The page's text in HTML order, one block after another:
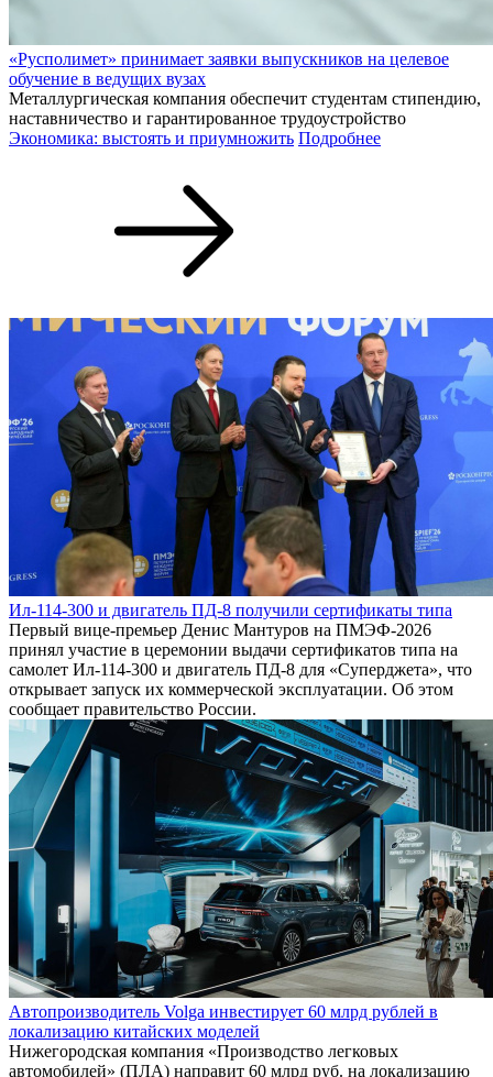
«Русполимет» принимает заявки выпускников на целевое
обучение в ведущих вузах
Металлургическая компания обеспечит студентам стипендию,
наставничество и гарантированное трудоустройство
Экономика: выстоять и приумножить Подробнее
Ил-114-300 и двигатель ПД-8 получили сертификаты типа
Первый вице-премьер Денис Мантуров на ПМЭФ-2026
принял участие в церемонии выдачи сертификатов типа на
самолет Ил-114-300 и двигатель ПД-8 для «Суперджета», что
открывает запуск их коммерческой эксплуатации. Об этом
сообщает правительство России.
Автопроизводитель Volga инвестирует 60 млрд рублей в
локализацию китайских моделей
Нижегородская компания «Производство легковых
автомобилей» (ПЛА) направит 60 млрд руб. на локализацию